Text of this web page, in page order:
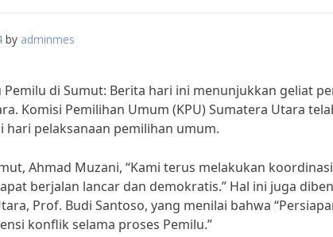
by adminmes
di Sumut: Berita hari ini menunjukkan geliat
Komisi Pemilihan Umum (KPU) Sumatera Utara
hari pelaksanaan pemilihan umum.
Ahmad Muzani, “Kami terus melakukan
berjalan lancar dan demokratis.” Hal ini juga
Prof. Budi Santoso, yang menilai bahwa
konflik selama proses Pemilu.”